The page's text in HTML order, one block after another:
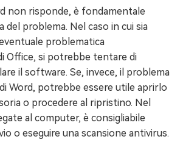
non risponde, è fondamentale
del problema. Nel caso in cui sia
problematica
Office, si potrebbe tentare di
il software. Se, invece, il problema
Word, potrebbe essere utile aprirlo
o procedere al ripristino. Nel
al computer, è consigliabile
o eseguire una scansione antivirus.